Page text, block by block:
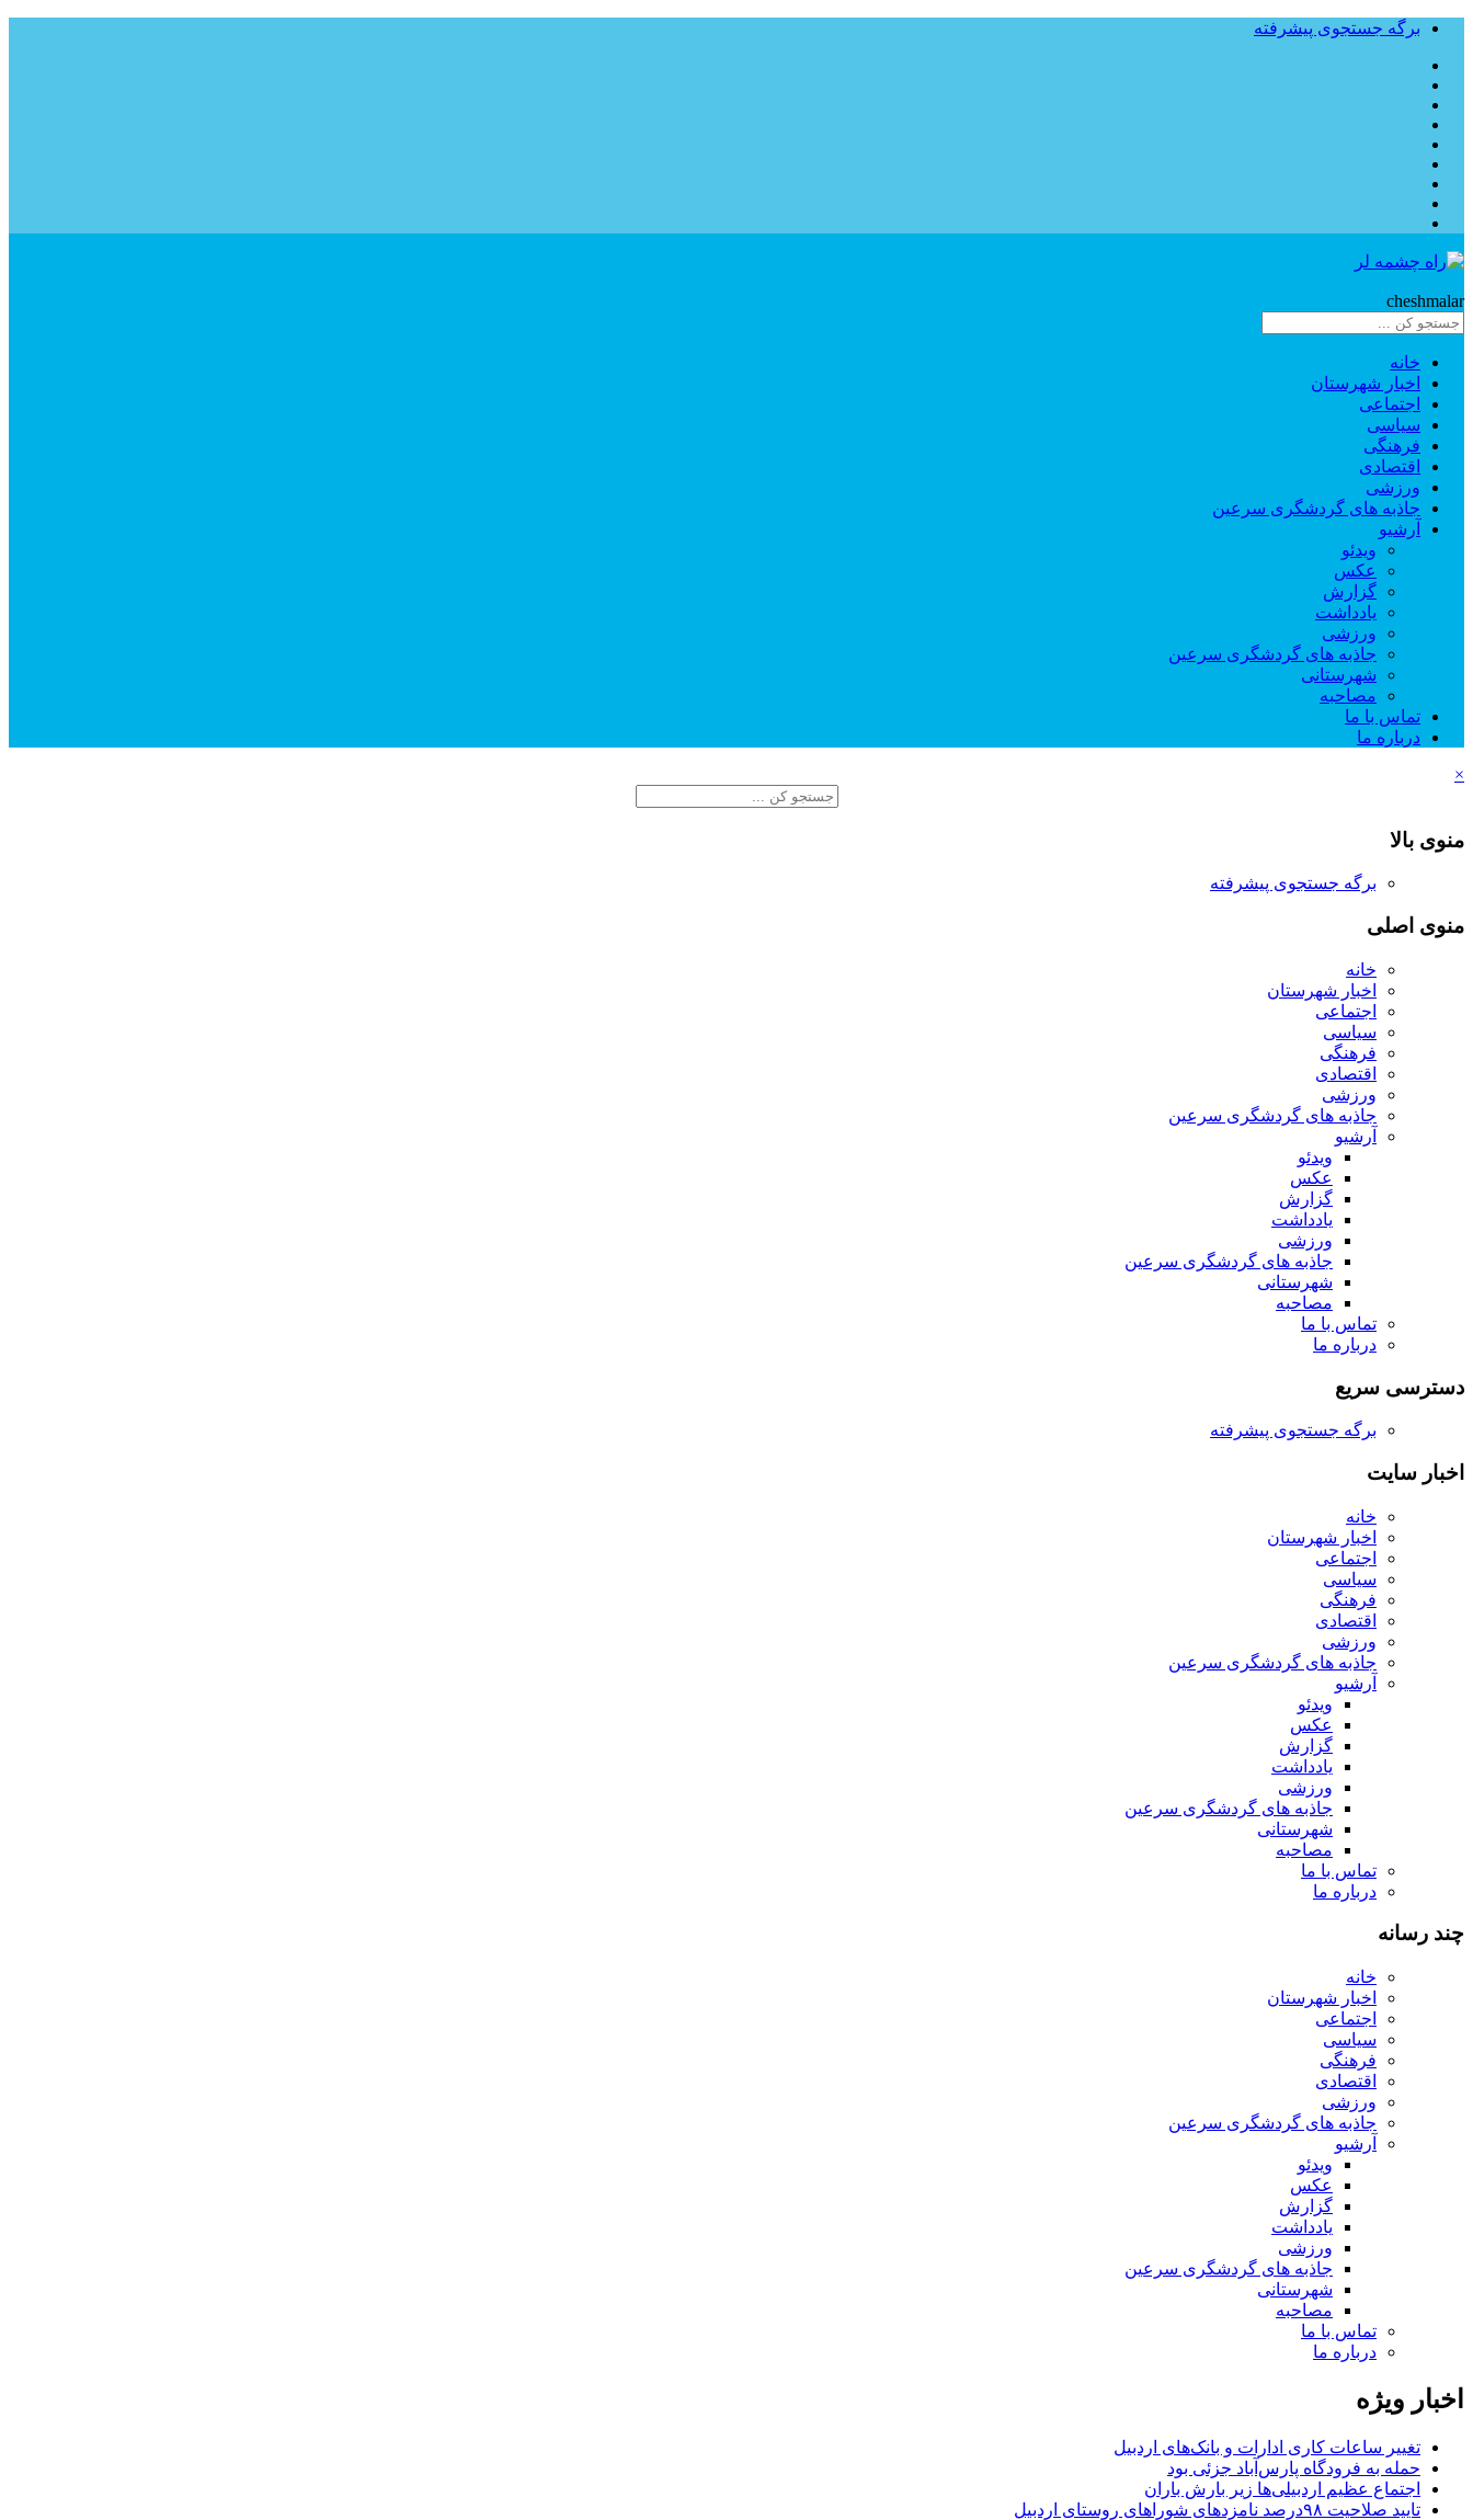
برگه جستجوی پیشرفته
cheshmalar
خانه
اخبار شهرستان
اجتماعی
سیاسی
فرهنگی
اقتصادی
ورزشی
جاذبه های گردشگری سرعین
آرشیو
ویدئو
عکس
گزارش
یادداشت
ورزشی
جاذبه های گردشگری سرعین
شهرستانی
مصاحبه
تماس با ما
درباره ما
×
منوی بالا
برگه جستجوی پیشرفته
منوی اصلی
خانه
اخبار شهرستان
اجتماعی
سیاسی
فرهنگی
اقتصادی
ورزشی
جاذبه های گردشگری سرعین
آرشیو
ویدئو
عکس
گزارش
یادداشت
ورزشی
جاذبه های گردشگری سرعین
شهرستانی
مصاحبه
تماس با ما
درباره ما
دسترسی سریع
برگه جستجوی پیشرفته
اخبار سایت
خانه
اخبار شهرستان
اجتماعی
سیاسی
فرهنگی
اقتصادی
ورزشی
جاذبه های گردشگری سرعین
آرشیو
ویدئو
عکس
گزارش
یادداشت
ورزشی
جاذبه های گردشگری سرعین
شهرستانی
مصاحبه
تماس با ما
درباره ما
چند رسانه
خانه
اخبار شهرستان
اجتماعی
سیاسی
فرهنگی
اقتصادی
ورزشی
جاذبه های گردشگری سرعین
آرشیو
ویدئو
عکس
گزارش
یادداشت
ورزشی
جاذبه های گردشگری سرعین
شهرستانی
مصاحبه
تماس با ما
درباره ما
اخبار ویژه
تغییر ساعات کاری ادارات و بانک‌های اردبیل
حمله به فرودگاه پارس‌‌آباد جزئی بود
اجتماع عظیم اردبیلی‌ها زیر بارش باران
تایید صلاحیت ۹۸درصد نامزدهای شوراهای روستای اردبیل